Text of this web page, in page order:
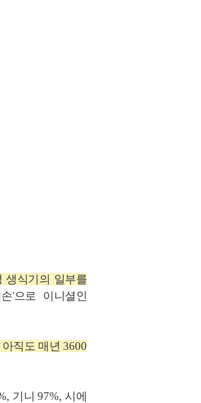
생식기의 일부를
'으로 이니셜인
아직도 매년 3600
기니 97%, 시에